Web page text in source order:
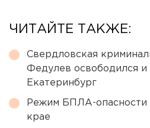
ЧИТАЙТЕ ТАКЖЕ:
Свердловская
Федулев освободился и
Екатеринбург
Режим БПЛА-опасности
крае